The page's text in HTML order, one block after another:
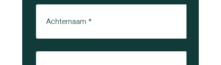
Voornaam
Achternaam
Organisatie